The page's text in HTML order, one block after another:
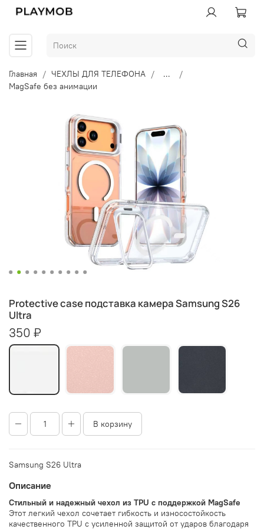
Главная ЧЕХЛЫ ДЛЯ ТЕЛЕФОНА
...
MagSafe без анимации
Protective case подставка камера Samsung S26
Ultra
350 ₽
В корзину
Samsung S26 Ultra
Описание
Стильный и надежный чехол из TPU с поддержкой MagSafe
Этот легкий чехол сочетает гибкость и износостойкость
качественного TPU с усиленной защитой от ударов благодаря